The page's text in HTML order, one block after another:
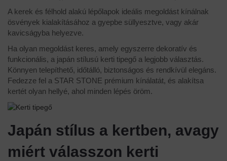
A kerek és félhold alakú lépőlapok ideális megoldást kínálnak
ösvények kialakításához a gyepbe süllyesztve, vagy akár
kavicságyba helyezve.
Ha olyan megoldást keres, amely egyszerre dekoratív és
funkcionális, a japán stílusú kerti tipegő a legjobb választás.
Könnyen telepíthető, időtálló, biztonságos és rendkívül elegáns.
Fedezze fel a STAR STONE prémium kínálatát, és alakítsa
kertét olyan hellyé, ahol minden lépés öröm.
Japán stílus a kertben, avagy
miért válasszon kerti